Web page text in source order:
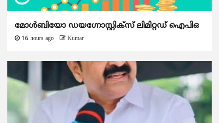
മോൾബിയോ ഡയഗ്നോസ്റ്റിക്സ് ലിമിറ്റഡ് ഐപിഒ
16 hours ago Kumar